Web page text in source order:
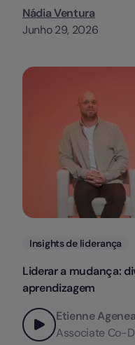
Nádia Ventura
Junho 29, 2026
Categorias
Insights de liderança
Liderar a mudança:
aprendizagem
Etienne
Associate Co-